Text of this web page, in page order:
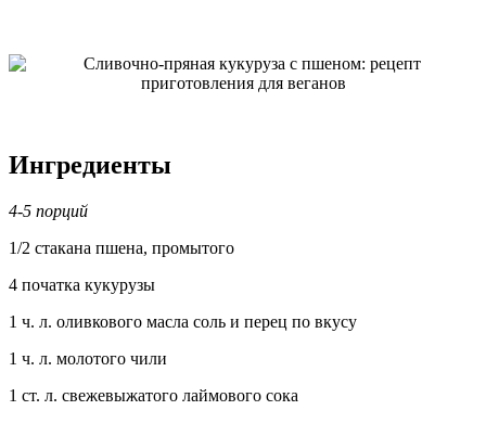
Ингредиенты
4-5 порций
1/2 стакана пшена, промытого
4 початка кукурузы
1 ч. л. оливкового масла соль и перец по вкусу
1 ч. л. молотого чили
1 ст. л. свежевыжатого лаймового сока